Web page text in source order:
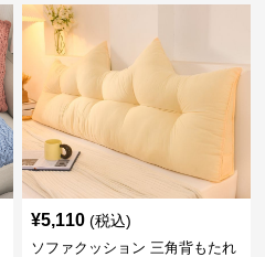
¥5,110 (税込)
ソファクッション 三角背もたれ